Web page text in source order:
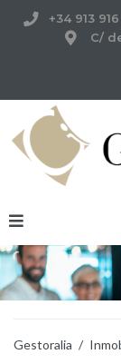
+34 913
C/
Gestoralia /